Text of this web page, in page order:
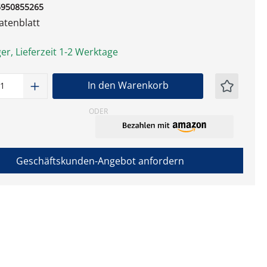
Lieferzeit 1-2 Werktage
Anzahl: Gib den gewünschten Wert
In den Warenkorb
ODER
Geschäftskunden-Angebot anfordern